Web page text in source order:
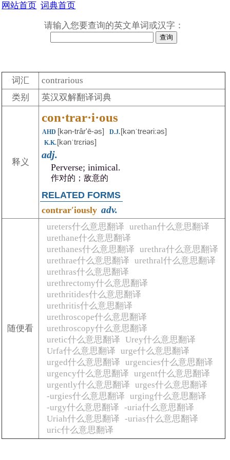
网站首页 词典首页
请输入您要查询的英文单词或汉字：
词汇
contrarious
类别
英汉双解翻译词典
释义
con·trar·i·ous
AHD [kən-trârʹē-əs] D.J.[kənˈtreəriːəs]
K.K.[kənˈtrɛriəs]
adj.
Perverse; inimical.
作对的；敌意的
RELATED FORMS
contrarʹiously adv.
随便看
ureters什么意思翻译 urethan什么意思翻译
urethane什么意思翻译
urethanes什么意思翻译 urethra什么意思翻译
urethrae什么意思翻译 urethral什么意思翻译
urethras什么意思翻译
urethrectomy什么意思翻译
urethritides什么意思翻译
urethritis什么意思翻译
urethroscope什么意思翻译
urethroscopy什么意思翻译
uretic什么意思翻译 Urey什么意思翻译
Urfa什么意思翻译 urge什么意思翻译
urged什么意思翻译 urgencies什么意思翻译
urgency什么意思翻译 urgent什么意思翻译
urgently什么意思翻译 urges什么意思翻译
-urgies什么意思翻译 urging什么意思翻译
-urgy什么意思翻译 -uria什么意思翻译
Uriah什么意思翻译 -urias什么意思翻译
uric什么意思翻译